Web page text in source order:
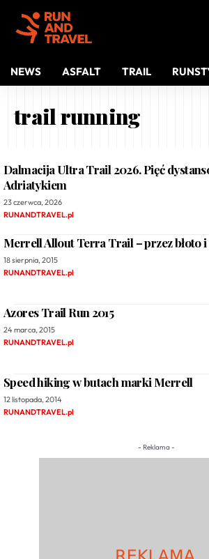
NEWS ASFALT TRAIL
trail running
Dalmacija Ultra Trail 2026. Pięć
Adriatykiem
23 czerwca, 2026
RUNANDTRAVEL.pl
Merrell Allout Terra Trail – przez błoto i
18 sierpnia, 2015
RUNANDTRAVEL.pl
Azores Trail Run 2015
24 marca, 2015
RUNANDTRAVEL.pl
Speed hiking w butach marki Merrell
12 listopada, 2014
RUNANDTRAVEL.pl
- Reklama -